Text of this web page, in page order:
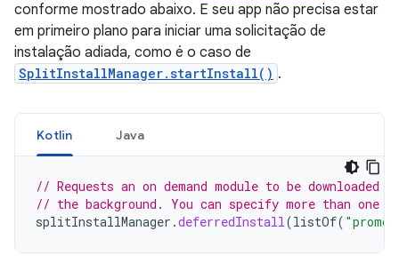
conforme mostrado abaixo. E seu app não precisa estar
em primeiro plano para iniciar uma solicitação de
instalação adiada, como é o caso de
SplitInstallManager.startInstall() .
Kotlin Java
// Requests an on demand module to be downloaded
// the background. You can specify more than one
splitInstallManager .deferredInstall(listOf(